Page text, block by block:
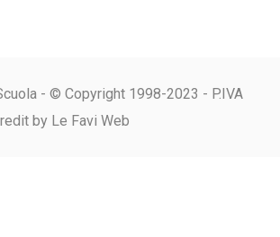
- © Copyright 1998-2023 - P.IVA
by Le Favi Web